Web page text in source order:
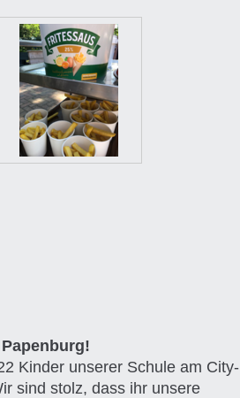
Kinder unserer Schule am City-
sind stolz, dass ihr unsere